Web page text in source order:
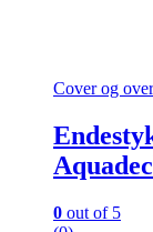
Cover og
0 out of 5